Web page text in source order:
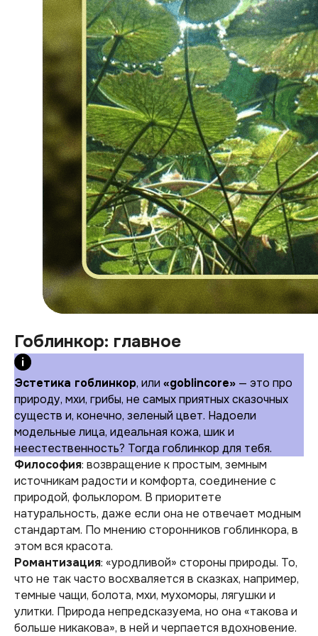
Гоблинкор: главное
Эстетика гоблинкор, или «goblincore» — это про
природу, мхи, грибы, не самых приятных сказочных
существ и, конечно, зеленый цвет. Надоели
модельные лица, идеальная кожа, шик и
неестественность? Тогда гоблинкор для тебя.
Философия: возвращение к простым, земным
источникам радости и комфорта, соединение с
природой, фольклором. В приоритете
натуральность, даже если она не отвечает модным
стандартам. По мнению сторонников гоблинкора, в
этом вся красота.
Романтизация: «уродливой» стороны природы. То,
что не так часто восхваляется в сказках, например,
темные чащи, болота, мхи, мухоморы, лягушки и
улитки. Природа непредсказуема, но она «такова и
больше никакова», в ней и черпается вдохновение.